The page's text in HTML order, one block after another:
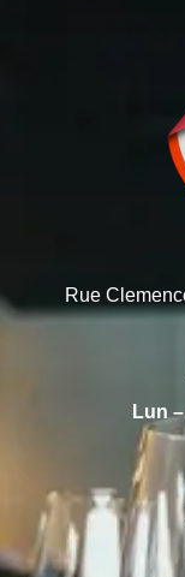
Rue
Lun